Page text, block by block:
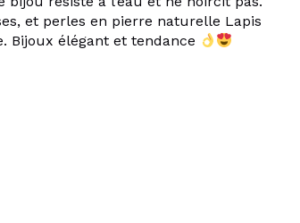
et perles en pierre naturelle Lapis
Bijoux élégant et tendance